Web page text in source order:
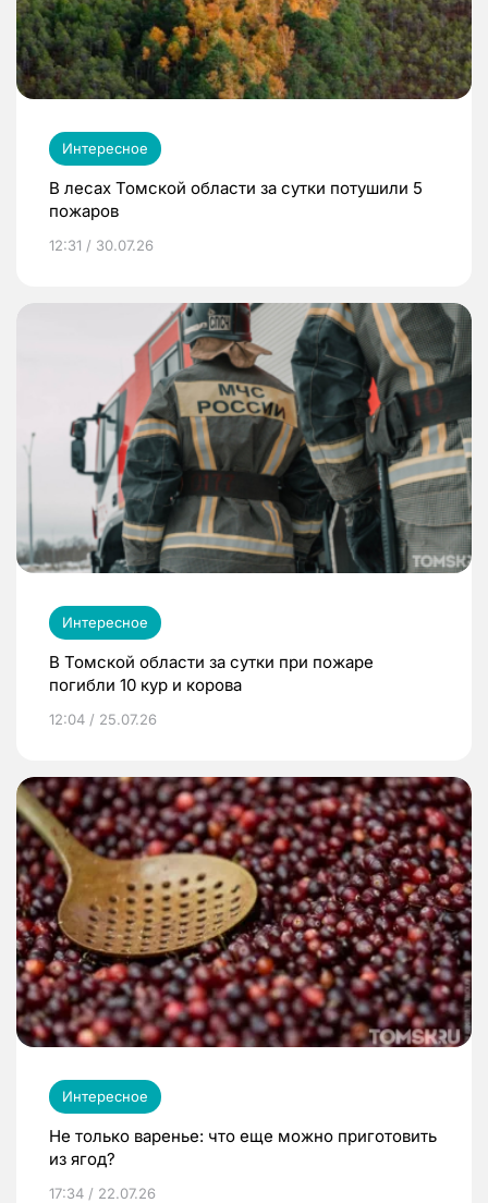
Интересное
В лесах Томской области за сутки потушили 5
пожаров
12:31 / 30.07.26
Интересное
В Томской области за сутки при пожаре
погибли 10 кур и корова
12:04 / 25.07.26
Интересное
Не только варенье: что еще можно приготовить
из ягод?
17:34 / 22.07.26